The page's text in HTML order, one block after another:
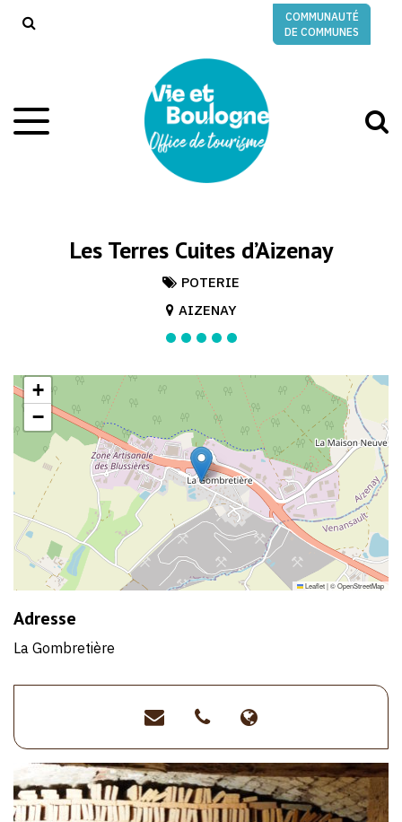
COMMUNAUTÉ
DE COMMUNES
Aller
à
Les Terres Cuites d’Aizenay
POTERIE
AIZENAY
+
−
Leaflet|©OpenStreetMap
Adresse
La Gombretière
>02
51
94
66
>http://